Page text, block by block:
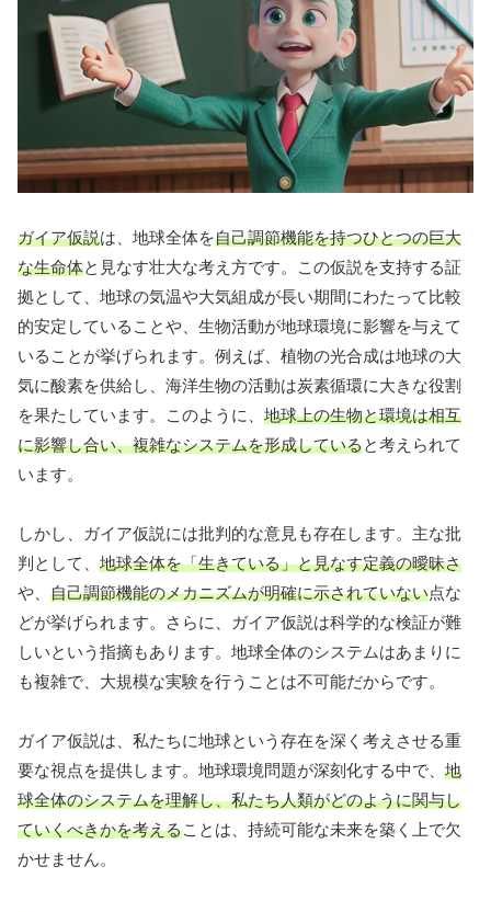
ガイア仮説は、地球全体を自己調節機能を持つひとつの巨大
な生命体と見なす壮大な考え方です。この仮説を支持する証
拠として、地球の気温や大気組成が長い期間にわたって比較
的安定していることや、生物活動が地球環境に影響を与えて
いることが挙げられます。例えば、植物の光合成は地球の大
気に酸素を供給し、海洋生物の活動は炭素循環に大きな役割
を果たしています。このように、 地球上の生物と環境は相互
に影響し合い、複雑なシステムを形成していると考えられて
います。
しかし、ガイア仮説には批判的な意見も存在します。主な批
判として、 地球全体を「生きている」と見なす定義の曖昧さ
や、 自己調節機能のメカニズムが明確に示されていない点な
どが挙げられます。さらに、ガイア仮説は科学的な検証が難
しいという指摘もあります。地球全体のシステムはあまりに
も複雑で、大規模な実験を行うことは不可能だからです。
ガイア仮説は、私たちに地球という存在を深く考えさせる重
要な視点を提供します。地球環境問題が深刻化する中で、 地
球全体のシステムを理解し、私たち人類がどのように関与し
ていくべきかを考えることは、持続可能な未来を築く上で欠
かせません。